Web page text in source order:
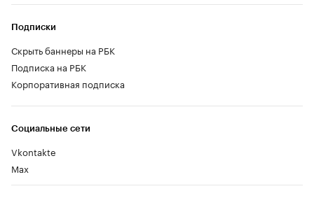
Социальные сети
Vkontakte
Max
Подписки
Скрыть баннеры на РБК
Подписка на РБК
Корпоративная подписка